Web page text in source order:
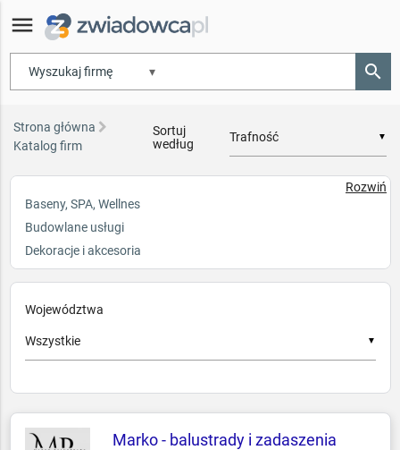
menu
▾ search
Strona główna
Katalog firm
Sortuj
według
▼
Rozwiń
Baseny, SPA, Wellnes
Budowlane usługi
Dekoracje i akcesoria
Galanteria hotelowa
Kompleksowe wyposażenie
Kontrola dostępu, Ppoż
Mała architektura i zieleń
Meble
Minibary, Sejfy, Zamki
Województwa
▼
Marko - balustrady i zadaszenia